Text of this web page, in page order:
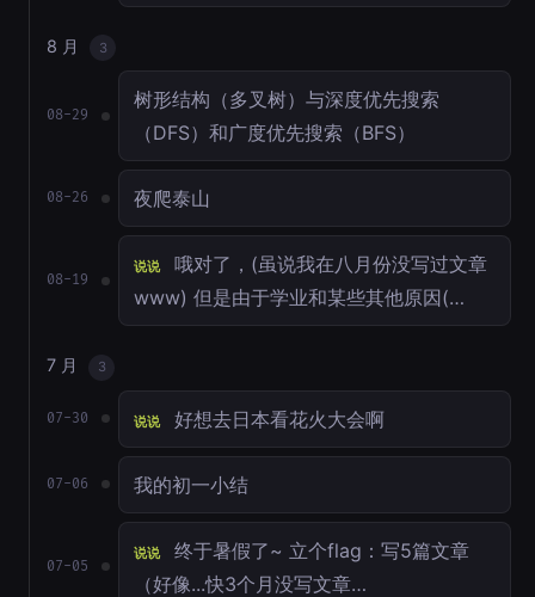
8 月 3
08-29
树形结构（多叉树）与深度优先搜索
（DFS）和广度优先搜索（BFS）
08-26 夜爬泰山
08-19
说说
哦对了，(虽说我在八月份没写过文章
www) 但是由于学业和某些其他原因(…
7 月 3
07-30 说说 好想去日本看花火大会啊
07-06 我的初一小结
07-05
说说
终于暑假了~ 立个flag：写5篇文章
（好像...快3个月没写文章…